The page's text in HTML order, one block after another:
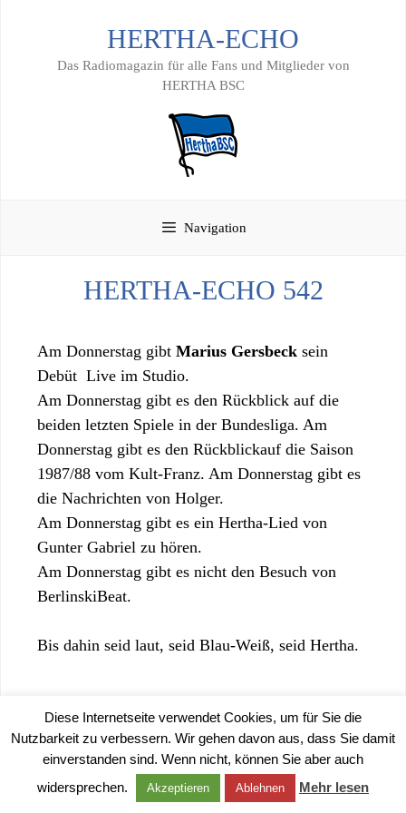
HERTHA-ECHO
Das Radiomagazin für alle Fans und Mitglieder von
HERTHA BSC
Navigation
HERTHA-ECHO 542
Am Donnerstag gibt Marius Gersbeck sein
Debüt Live im Studio.
Am Donnerstag gibt es den Rückblick auf die
beiden letzten Spiele in der Bundesliga. Am
Donnerstag gibt es den Rückblickauf die Saison
1987/88 vom Kult-Franz. Am Donnerstag gibt es
die Nachrichten von Holger.
Am Donnerstag gibt es ein Hertha-Lied von
Gunter Gabriel zu hören.
Am Donnerstag gibt es nicht den Besuch von
BerlinskiBeat.
Bis dahin seid laut, seid Blau-Weiß, seid Hertha.
IMPRESSUM|DATENSCHUTZERKLÄRUNG
Diese Internetseite verwendet Cookies, um für Sie die
Nutzbarkeit zu verbessern. Wir gehen davon aus, dass Sie damit
einverstanden sind. Wenn nicht, können Sie aber auch
widersprechen.
Akzeptieren Ablehnen Mehr lesen